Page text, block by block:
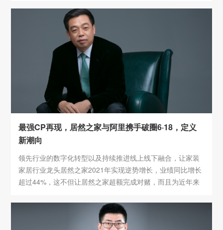
最强CP再现，居然之家与阿里携手破圈6·18，定义
新潮向
领先行业的数字化转型以及持续推进线上线下融合，让家装
家居行业龙头居然之家2021年实现逆势增长，业绩同比增长
超过44%，这不但让居然之家超额完成对赌，而且为近年来
剂。